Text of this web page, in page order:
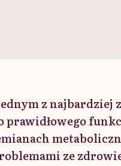
z
prawidłowego
ze